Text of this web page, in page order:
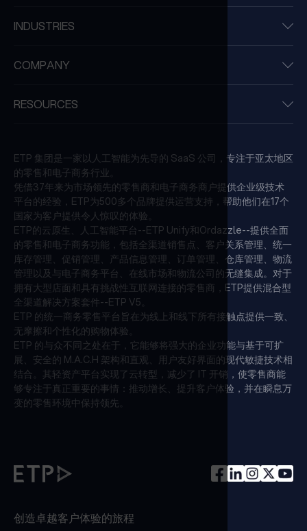
INDUSTRIES
COMPANY
RESOURCES
ETP 集团是一家以人工智能为先导的 SaaS 公司，专注于亚太地区
的零售和电子商务行业。
凭借37年来为市场领先的零售商和电子商务商户提供企业级技术
平台的经验，ETP为500多个品牌提供运营支持，帮助他们在17个
国家为客户提供令人惊叹的体验。
ETP的云原生、人工智能平台--ETP Unify和Ordazzle--提供全面
的零售和电子商务功能，包括全渠道销售点、客户关系管理、统一
库存管理、促销管理、产品信息管理、订单管理、仓库管理、物流
管理以及与电子商务平台、在线市场和物流公司的无缝集成。对于
拥有大型店面和具有挑战性互联网连接的零售商，ETP提供混合型
全渠道解决方案套件--ETP V5。
ETP 的统一商务零售平台旨在为线上和线下所有接触点提供一致、
无摩擦和个性化的购物体验。
ETP 的与众不同之处在于，它能够将强大的企业功能与基于可扩
展、安全的 M.A.C.H 架构和直观、用户友好界面的现代敏捷技术相
结合。其轻资产平台实现了云转型，减少了 IT 开销，使零售商能
够专注于真正重要的事情：推动增长、提升客户体验，并在瞬息万
变的零售环境中保持领先。
创造卓越客户体验的旅程